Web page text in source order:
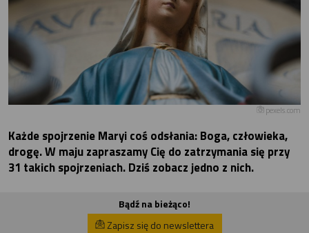
pexels.com
Każde spojrzenie Maryi coś odsłania: Boga, człowieka,
drogę. W maju zapraszamy Cię do zatrzymania się przy
31 takich spojrzeniach. Dziś zobacz jedno z nich.
Bądź na bieżąco!
Zapisz się do newslettera